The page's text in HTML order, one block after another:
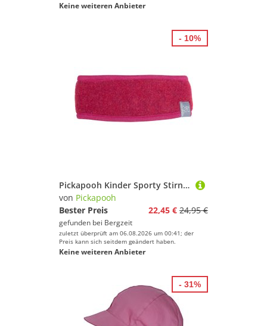
Keine weiteren Anbieter
Pickapooh Kinder Sporty Stirnband
von Pickapooh
Bester Preis
22,45 € 24,95 €
gefunden bei Bergzeit
zuletzt überprüft am 06.08.2026 um 00:41; der
Preis kann sich seitdem geändert haben.
Keine weiteren Anbieter
- 10%
- 31%